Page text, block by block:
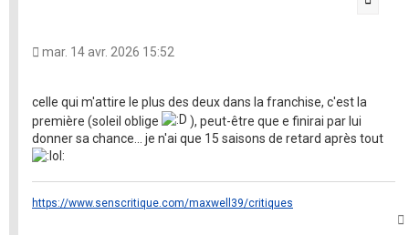
mar. 14 avr. 2026 15:52
celle qui m'attire le plus des deux dans la franchise, c'est la
première (soleil oblige
), peut-être que e finirai par lui
donner sa chance... je n'ai que 15 saisons de retard après tout
https://www.senscritique.com/maxwell39/critiques